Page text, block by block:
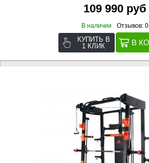
109 990 руб
В наличии Отзывов: 0
КУПИТЬ В
1 КЛИК